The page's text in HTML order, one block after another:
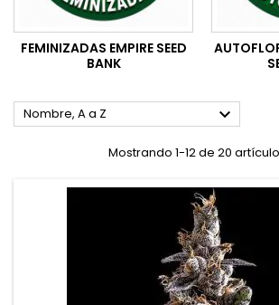
FEMINIZADAS EMPIRE SEED
BANK
Nombre, A a Z 
Mostrando 1-12 de 20